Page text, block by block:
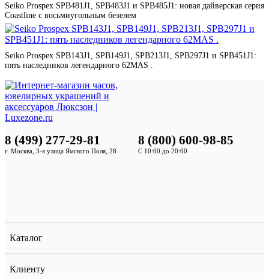
Seiko Prospex SPB481J1, SPB483J1 и SPB485J1: новая дайверская серия
Coastline с восьмиугольным безелем
Seiko Prospex SPB143J1, SPB149J1, SPB213J1, SPB297J1 и SPB451J1:
пять наследников легендарного 62MAS .
Каталог
Клиенту
8 (499) 277-29-81
г. Москва, 3-я улица Ямского Поля, 28
8 (800) 600-98-85
С 10:00 до 20:00